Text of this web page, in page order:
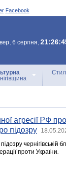
Facebook
6 серпня,
агресії РФ
підозру
чернігівській
проти України.